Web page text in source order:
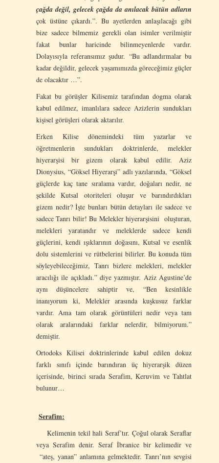
çağda değil, gelecek çağda da anılacak bütün adların
çok üstüne çıkardı.”. Bu ayetlerden anlaşılacağı gibi
bize sadece bilmemiz gerekli olan isimler verilmiştir
fakat bunlar haricinde bilinmeyenlerde vardır.
Dolayısıyla referansımız şudur. “Bu adlandırmalar bu
kadar değildir, gelecek yaşamımızda göreceğimiz güçler
de olacaktır …”.
Fakat bu görüşler Kilisemiz tarafından dogma olarak
kabul edilmez, imanlılara sadece Azizlerin sundukları
kişisel görüşleri olarak aktarılır.
Erken Kilise dönemindeki tüm yazarlar ve
öğretmenlerin sundukları doktrinlerde, melekler
hiyerarşisi bir gizem olarak kabul edilir. Aziz
Dionysius, “Göksel Hiyerarşi” adlı yazılarında, “Göksel
güçlerde kaç tane sıralama vardır, doğaları nedir, ne
şekilde Kutsal otoriteleri oluşur ve barındırdıkları
gizem nedir? İşte bunları bütün detayları ile sadece ve
sadece Tanrı bilir! Bu Melekler hiyerarşisini oluşturan,
melekleri yaratandır ve meleklerde sadece kendi
güçlerini, kendi ışıklarının doğasını, Kutsal ve esenlik
dolu sistemlerini ve rütbelerini bilirler. Bu konuda tüm
söyleyebileceğimiz, Tanrı bizlere melekleri, melekler
aracılığı ile açıkladı.” diye yazmıştır. Aziz Agustine’de
aynı düşüncelere sahiptir ve, “Ben kesinlikle
inanıyorum ki, Melekler arasında kuşkusuz farklar
vardır. Ama tam olarak görüntüleri nedir veya tam
olarak aralarındaki farklar nelerdir, bilmiyorum.”
demiştir.
Ortodoks Kilisei doktrinlerinde kabul edilen dokuz
farklı sınıfı içinde barındıran üç hiyerarşik düzen
içerisinde, birinci sırada Serafim, Keruvim ve Tahtlat
bulunur…
Serafim:
Kelimenin tekil hali Seraf’tır. Çoğul olarak Seraflar
veya Serafim denir. Seraf İbranice bir kelimedir ve
“ateş, yanan” anlamına gelmektedir. Tanrı’nın sevgisi